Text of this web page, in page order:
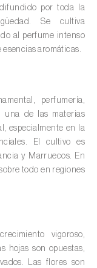
lagoas,
e estações
)
)
Ocimum,
por toda la
Se cultiva
al perfume intenso
esencias aromáticas.
perfumería,
una de las materias
especialmente en la
El cultivo es
y Marruecos. En
todo en regiones
vigoroso,
hojas son opuestas,
Las flores son